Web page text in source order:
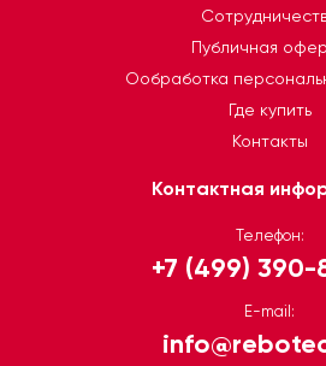
Публичная
Ообработка
Где купить
Контакты
Контактная
Телефон:
+7 (499) 390-
E-mail: